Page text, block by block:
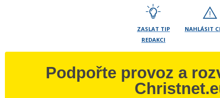
ZASLAT TIP
REDAKCI
NAHLÁSIT